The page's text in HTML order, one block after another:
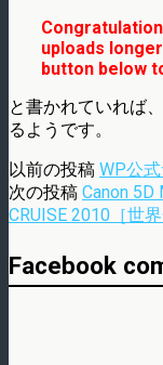
uploads
button below
と書かれていれば
るようです。
以前の投稿 WP公
次の投稿 Canon 5D
CRUISE 2010［世
Facebook